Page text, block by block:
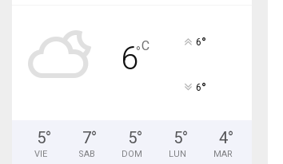
6°C 6°
6°
5°
VIE
7°
SAB
5°
DOM
5°
LUN
4°
MAR